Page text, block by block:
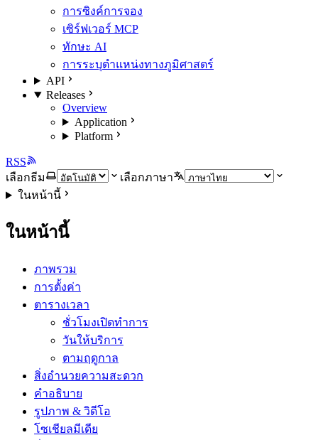
การซิงค์การจอง
เซิร์ฟเวอร์ MCP
ทักษะ AI
การระบุตำแหน่งทางภูมิศาสตร์
API
Releases
Overview
Application
Platform
RSS
เลือกธีม
เลือกภาษา
ในหน้านี้
ในหน้านี้
ภาพรวม
การตั้งค่า
ตารางเวลา
ชั่วโมงเปิดทำการ
วันให้บริการ
ตามฤดูกาล
สิ่งอำนวยความสะดวก
คำอธิบาย
รูปภาพ & วิดีโอ
โซเชียลมีเดีย